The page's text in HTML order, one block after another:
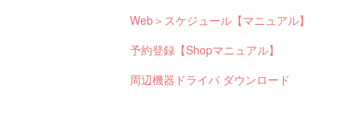
Web＞スケジュール【マニュアル】
予約登録【Shopマニュアル】
周辺機器ドライバ ダウンロード